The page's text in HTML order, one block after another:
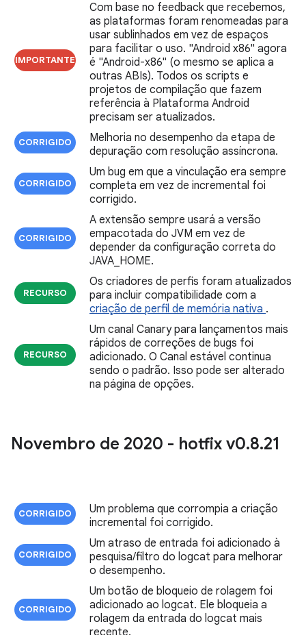
IMPORTANTE
Com base no feedback que recebemos,
as plataformas foram renomeadas para
usar sublinhados em vez de espaços
para facilitar o uso. "Android x86" agora
é "Android-x86" (o mesmo se aplica a
outras ABIs). Todos os scripts e
projetos de compilação que fazem
referência à Plataforma Android
precisam ser atualizados.
CORRIGIDO
Melhoria no desempenho da etapa de
depuração com resolução assíncrona.
CORRIGIDO
Um bug em que a vinculação era sempre
completa em vez de incremental foi
corrigido.
CORRIGIDO
A extensão sempre usará a versão
empacotada do JVM em vez de
depender da configuração correta do
JAVA_HOME.
RECURSO
Os criadores de perfis foram atualizados
para incluir compatibilidade com a
criação de perfil de memória nativa .
RECURSO
Um canal Canary para lançamentos mais
rápidos de correções de bugs foi
adicionado. O Canal estável continua
sendo o padrão. Isso pode ser alterado
na página de opções.
Novembro de 2020 - hotfix v0.8.21
CORRIGIDO
Um problema que corrompia a criação
incremental foi corrigido.
CORRIGIDO
Um atraso de entrada foi adicionado à
pesquisa/filtro do logcat para melhorar
o desempenho.
CORRIGIDO
Um botão de bloqueio de rolagem foi
adicionado ao logcat. Ele bloqueia a
rolagem da entrada do logcat mais
recente.